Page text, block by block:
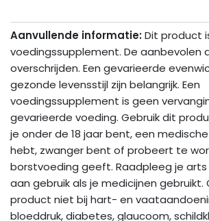
Aanvullende informatie:Dit product
voedingssupplement. De aanbevolen
overschrijden. Een gevarieerde
gezonde levensstijl zijn belangrijk. Een
voedingssupplement is geen
gevarieerde voeding. Gebruik dit
je onder de 18 jaar bent, een
hebt, zwanger bent of probeert te
borstvoeding geeft. Raadpleeg je
aan gebruik als je medicijnen gebruikt.
product niet bij hart- en
bloeddruk, diabetes, glaucoom,